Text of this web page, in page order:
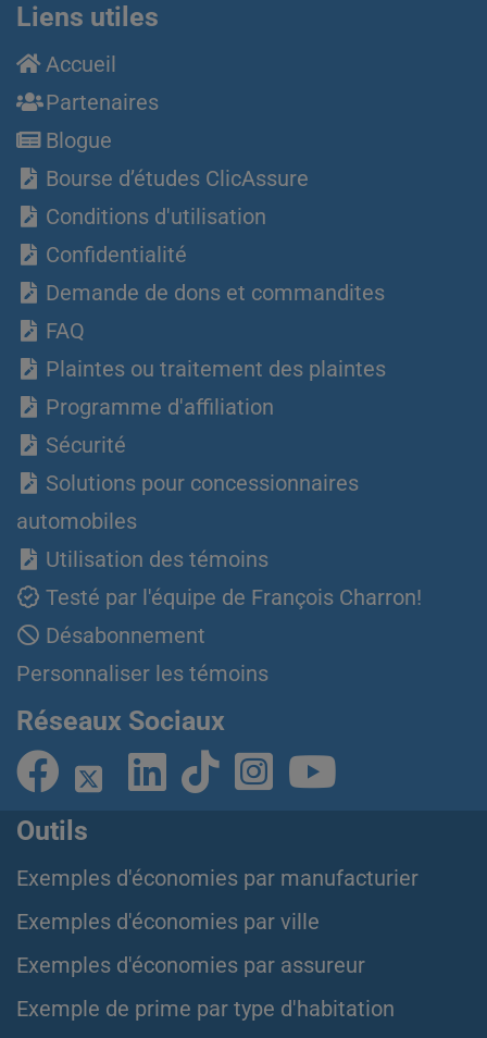
Liens utiles
Accueil
Partenaires
Blogue
Bourse d’études ClicAssure
Conditions d'utilisation
Confidentialité
Demande de dons et commandites
FAQ
Plaintes ou traitement des plaintes
Programme d'affiliation
Sécurité
Solutions pour concessionnaires
automobiles
Utilisation des témoins
Testé par l'équipe de François Charron!
Désabonnement
Personnaliser les témoins
Réseaux Sociaux
Outils
Exemples d'économies par manufacturier
Exemples d'économies par ville
Exemples d'économies par assureur
Exemple de prime par type d'habitation